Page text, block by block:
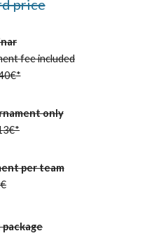
price
fee included
€*
only
€*
per team
€